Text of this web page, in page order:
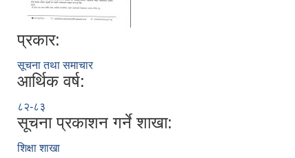
प्रकार:
सूचना तथा समाचार
आर्थिक वर्ष:
८२-८३
सूचना प्रकाशन गर्ने शाखा:
शिक्षा शाखा